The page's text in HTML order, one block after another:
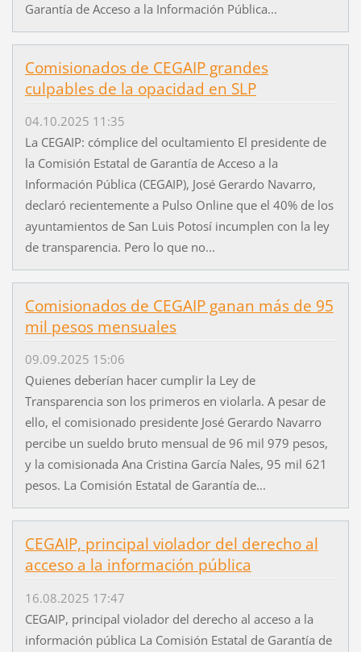
Garantía de Acceso a la Información Pública...
Comisionados de CEGAIP grandes
culpables de la opacidad en SLP
04.10.2025 11:35
La CEGAIP: cómplice del ocultamiento El presidente de
la Comisión Estatal de Garantía de Acceso a la
Información Pública (CEGAIP), José Gerardo Navarro,
declaró recientemente a Pulso Online que el 40% de los
ayuntamientos de San Luis Potosí incumplen con la ley
de transparencia. Pero lo que no...
Comisionados de CEGAIP ganan más de 95
mil pesos mensuales
09.09.2025 15:06
Quienes deberían hacer cumplir la Ley de
Transparencia son los primeros en violarla. A pesar de
ello, el comisionado presidente José Gerardo Navarro
percibe un sueldo bruto mensual de 96 mil 979 pesos,
y la comisionada Ana Cristina García Nales, 95 mil 621
pesos. La Comisión Estatal de Garantía de...
CEGAIP, principal violador del derecho al
acceso a la información pública
16.08.2025 17:47
CEGAIP, principal violador del derecho al acceso a la
información pública La Comisión Estatal de Garantía de